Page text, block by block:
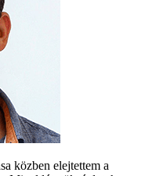
közben elejtettem a